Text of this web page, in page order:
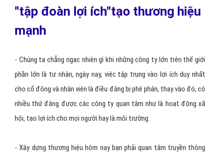
"tập đoàn lợi ích"tạo thương hiệu
mạnh
- Chúng ta chẳng ngạc nhiên gì khi những công ty lớn trên thế giới
phần lớn là tư nhân, ngày nay, việc tập trung vào lợi ích duy nhất
cho cổ đông và nhân viên là điều đáng bị phê phán, thay vào đó, có
nhiều thứ đáng được các công ty quan tâm như là hoạt động xã
hội, tạo lợi ích cho mọi người hay là môi trường.
- Xây dựng thương hiệu hôm nay bạn phải quan tâm truyền thông